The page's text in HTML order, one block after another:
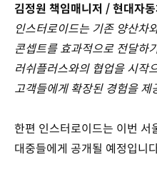
김정원 책임매니저 / 현대자
인스터로이드는 기존 양산차
콘셉트를 효과적으로 전달하
러쉬플러스와의 협업을 시작
고객들에게 확장된 경험을 제
한편 인스터로이드는 이번 서
대중들에게 공개될 예정입니